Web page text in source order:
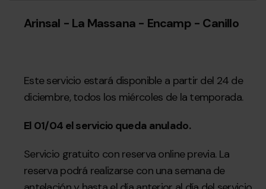
Arinsal - La Massana - Encamp - Canillo
Este servicio estará disponible a partir del 24 de
diciembre, todos los miércoles de la temporada.
El 01/04 el servicio queda anulado.
Servicio gratuito con reserva online previa. La
reserva podrá realizarse con una semana de